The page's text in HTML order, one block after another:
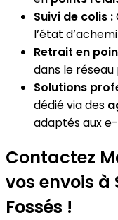
Suivi de colis :
l’état
Retrait en
dans le
Solutions
dédié via des
adaptés aux
Contactez
vos envois
Fossés !